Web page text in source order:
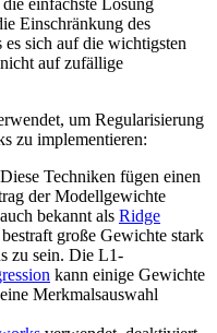
Einschränkung des
sich auf die wichtigsten
auf zufällige
um Regularisierung
zu implementieren:
Diese Techniken fügen einen
der Modellgewichte
bekannt als Ridge
große Gewichte stark
zu sein. Die L1-
kann einige Gewichte
Merkmalsauswahl